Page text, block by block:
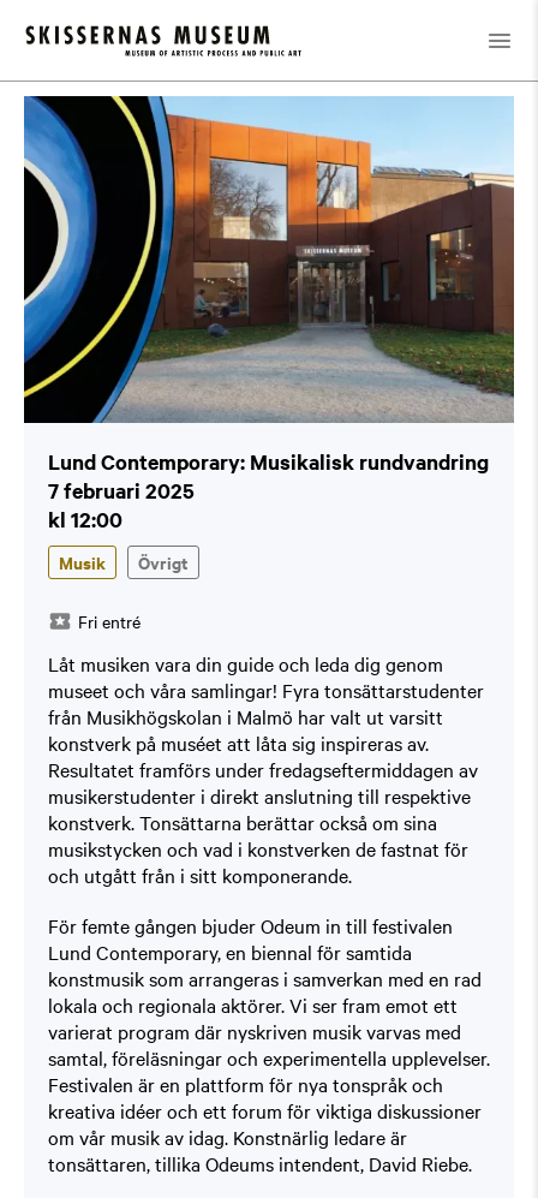
Kalender / Lund Contemporary: Musikalisk rundvandring
Lund Contemporary: Musikalisk rundvandring
7 februari 2025
kl 12:00
Musik Övrigt
Fri entré
Låt musiken vara din guide och leda dig genom
museet och våra samlingar! Fyra tonsättarstudenter
från Musikhögskolan i Malmö har valt ut varsitt
konstverk på muséet att låta sig inspireras av.
Resultatet framförs under fredagseftermiddagen av
musikerstudenter i direkt anslutning till respektive
konstverk. Tonsättarna berättar också om sina
musikstycken och vad i konstverken de fastnat för
och utgått från i sitt komponerande.
För femte gången bjuder Odeum in till festivalen
Lund Contemporary, en biennal för samtida
konstmusik som arrangeras i samverkan med en rad
lokala och regionala aktörer. Vi ser fram emot ett
varierat program där nyskriven musik varvas med
samtal, föreläsningar och experimentella upplevelser.
Festivalen är en plattform för nya tonspråk och
kreativa idéer och ett forum för viktiga diskussioner
om vår musik av idag. Konstnärlig ledare är
tonsättaren, tillika Odeums intendent, David Riebe.